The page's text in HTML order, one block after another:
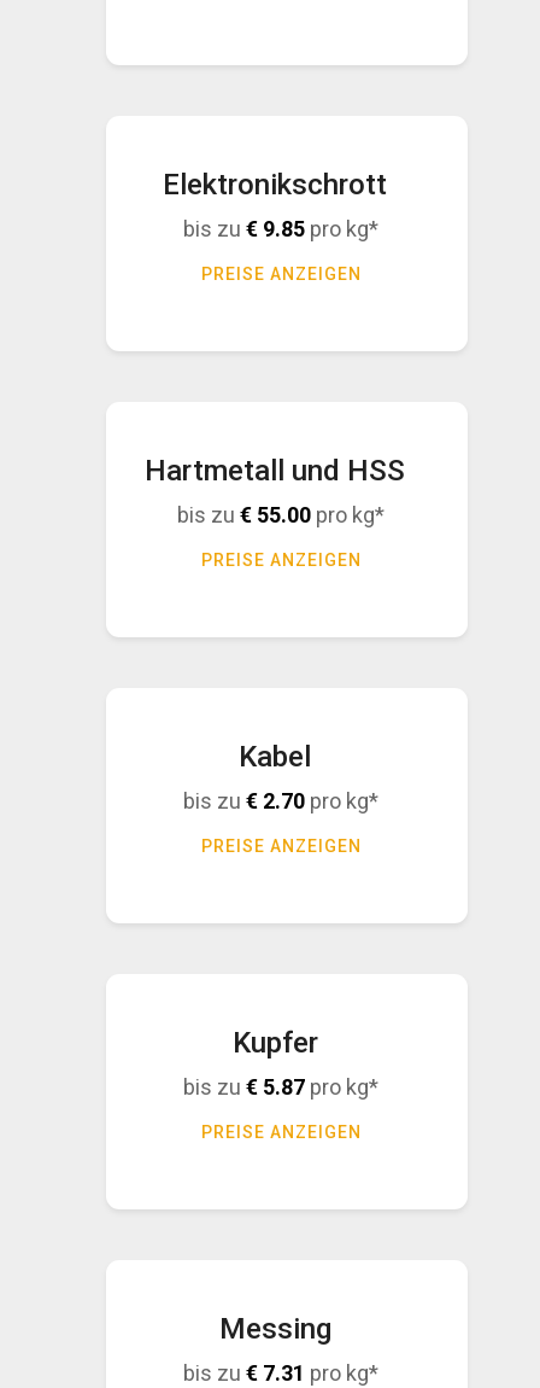
Elektronikschrott
bis zu € 9.85 pro kg*
PREISE ANZEIGEN
Hartmetall und HSS
bis zu € 55.00 pro kg*
PREISE ANZEIGEN
Kabel
bis zu € 2.70 pro kg*
PREISE ANZEIGEN
Kupfer
bis zu € 5.87 pro kg*
PREISE ANZEIGEN
Messing
bis zu € 7.31 pro kg*